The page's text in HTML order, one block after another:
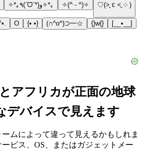
✧*｡٩(ˊᗜˋ*)و✧*｡ ✧(^ - ^)✧ ♡(˃͈ દ ˂͈ ༶ )
O {• •} (∩^o^)⊃━☆ {}w{}
[__•__]
アフリカが正面の地球
デバイスで見えます
ムによって違って見えるかもしれま
ビス、OS、またはガジェットメー